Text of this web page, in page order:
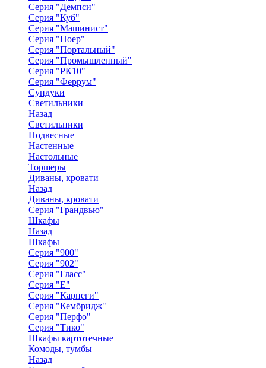
Серия "Демпси"
Серия "Куб"
Серия "Машинист"
Серия "Ноер"
Серия "Портальный"
Серия "Промышленный"
Серия "РК10"
Серия "Феррум"
Сундуки
Светильники
Назад
Светильники
Подвесные
Настенные
Настольные
Торшеры
Диваны, кровати
Назад
Диваны, кровати
Серия "Грандвью"
Шкафы
Назад
Шкафы
Серия "900"
Серия "902"
Серия "Гласс"
Серия "Е"
Серия "Карнеги"
Серия "Кембридж"
Серия "Перфо"
Серия "Тико"
Шкафы картотечные
Комоды, тумбы
Назад